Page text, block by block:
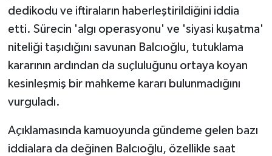
dedikodu ve iftiraların haberleştirildiğini iddia
etti. Sürecin 'algı operasyonu' ve 'siyasi kuşatma'
niteliği taşıdığını savunan Balcıoğlu, tutuklama
kararının ardından da suçluluğunu ortaya koyan
kesinleşmiş bir mahkeme kararı bulunmadığını
vurguladı.
Açıklamasında kamuoyunda gündeme gelen bazı
iddialara da değinen Balcıoğlu, özellikle saat